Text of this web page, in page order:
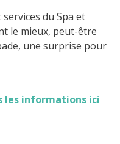
du Spa et
le mieux, peut-être
une surprise pour
les informations ici